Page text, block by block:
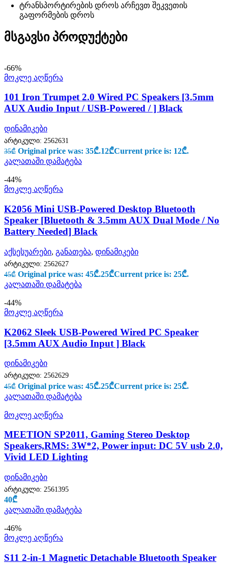
ტრანსპორტირების დროს არჩევთ შეკვეთის
გაფორმების დროს
მსგავსი პროდუქტები
-66%
მოკლე აღწერა
101 Iron Trumpet 2.0 Wired PC Speakers [3.5mm
AUX Audio Input / USB-Powered / ] Black
დინამიკები
არტიკული: 2562631
35₾ Original price was: 35₾.12₾Current price is: 12₾.
კალათაში დამატება
-44%
მოკლე აღწერა
K2056 Mini USB-Powered Desktop Bluetooth
Speaker [Bluetooth & 3.5mm AUX Dual Mode / No
Battery Needed] Black
აქსესუარები, განათება, დინამიკები
არტიკული: 2562627
45₾ Original price was: 45₾.25₾Current price is: 25₾.
კალათაში დამატება
-44%
მოკლე აღწერა
K2062 Sleek USB-Powered Wired PC Speaker
[3.5mm AUX Audio Input ] Black
დინამიკები
არტიკული: 2562629
45₾ Original price was: 45₾.25₾Current price is: 25₾.
კალათაში დამატება
მოკლე აღწერა
MEETION SP2011, Gaming Stereo Desktop
Speakers,RMS: 3W*2, Power input: DC 5V usb 2.0,
Vivid LED Lighting
დინამიკები
არტიკული: 2561395
40₾
კალათაში დამატება
-46%
მოკლე აღწერა
S11 2-in-1 Magnetic Detachable Bluetooth Speaker